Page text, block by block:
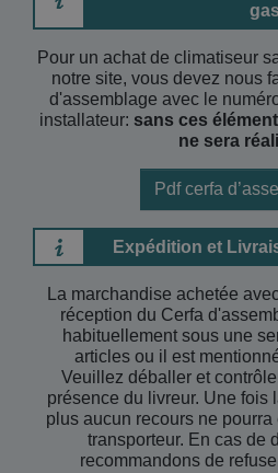
gas
Pour un achat de climatiseur
notre site, vous devez nous
d'assemblage avec le
installateur: sans ces
ne sera
Pdf cerfa
Expédition et
La marchandise achetée
réception du Cerfa
habituellement sous une
articles ou il est
Veuillez déballer et
présence du livreur. Une fois
plus aucun recours ne
transporteur. En cas de
recommandons de